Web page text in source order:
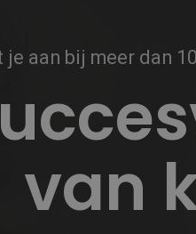
je aan bij meer dan
van